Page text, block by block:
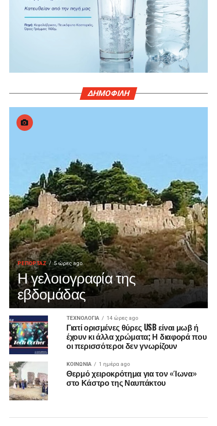
ΔΗΜΟΦΙΛΗ
ΡΕΠΟΡΤΑΖ 5 ώρες ago
Η γελοιογραφία της
εβδομάδας
ΤΕΧΝΟΛΟΓΙΑ 14 ώρες ago
Γιατί ορισμένες θύρες USB είναι μωβ ή
έχουν κι άλλα χρώματα; Η διαφορά που
οι περισσότεροι δεν γνωρίζουν
ΚΟΙΝΩΝΙΑ 1 ημέρα ago
Θερμό χειροκρότημα για τον «Ίωνα»
στο Κάστρο της Ναυπάκτου